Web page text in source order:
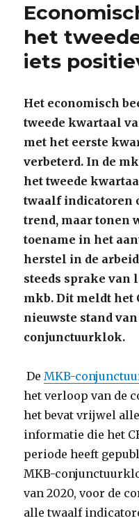
het
iets
Het economisch
tweede kwartaal
met het eerste
verbeterd. In de
het tweede
twaalf indicatoren
trend, maar tonen
toename in het
herstel in de
steeds sprake van
mkb. Dit meldt het
nieuwste stand
conjunctuurklok.
DeMKB-
het verloop van de
het bevat vrijwel
informatie die het
periode heeft
MKB-
van 2020, voor de
alle twaalf